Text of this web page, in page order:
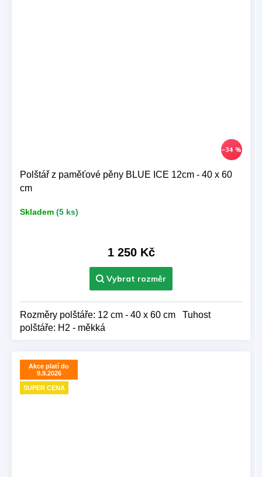
–34 %
Polštář z paměťové pěny BLUE ICE 12cm - 40 x 60
cm
Skladem (5 ks)
1 250 Kč
Rozměry polštáře: 12 cm - 40 x 60 cm Tuhost
polštáře: H2 - měkká
Akce platí do
9.9.2026
SUPER CENA